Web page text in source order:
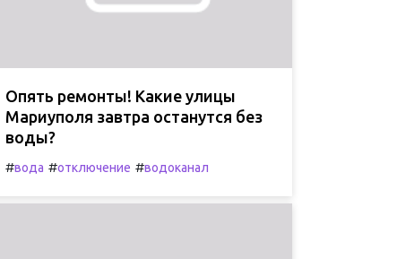
Опять ремонты! Какие улицы
Мариуполя завтра останутся без
воды?
#вода #отключение #водоканал